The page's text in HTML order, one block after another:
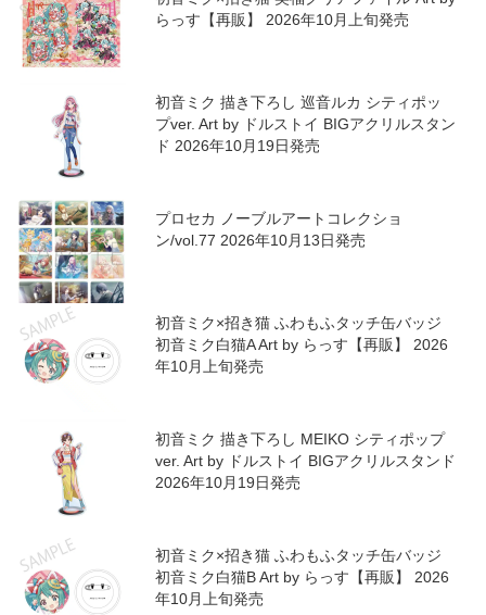
らっす【再販】 2026年10月上旬発売
初音ミク 描き下ろし 巡音ルカ シティポッ
プver. Art by ドルストイ BIGアクリルスタン
ド 2026年10月19日発売
プロセカ ノーブルアートコレクショ
ン/vol.77 2026年10月13日発売
初音ミク×招き猫 ふわもふタッチ缶バッジ
初音ミク白猫A Art by らっす【再販】 2026
年10月上旬発売
初音ミク 描き下ろし MEIKO シティポップ
ver. Art by ドルストイ BIGアクリルスタンド
2026年10月19日発売
初音ミク×招き猫 ふわもふタッチ缶バッジ
初音ミク白猫B Art by らっす【再販】 2026
年10月上旬発売